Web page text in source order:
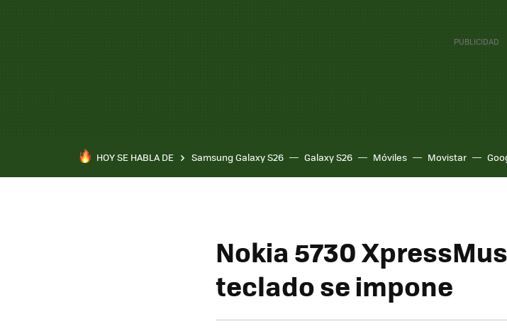
HOY SE HABLA DE Samsung Galaxy S26 Galaxy S26 Móviles Movistar
Nokia 5730
teclado se impone